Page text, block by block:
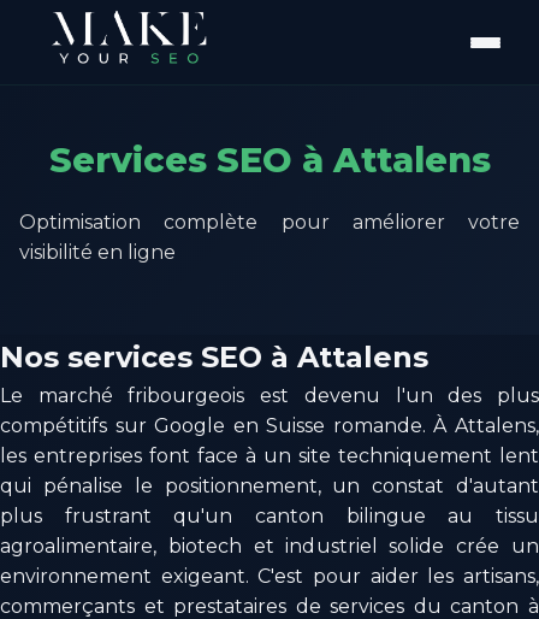
Services SEO à Attalens
Optimisation complète pour améliorer votre
visibilité en ligne
Nos services SEO à Attalens
Le marché fribourgeois est devenu l'un des plus
compétitifs sur Google en Suisse romande. À Attalens,
les entreprises font face à un site techniquement lent
qui pénalise le positionnement, un constat d'autant
plus frustrant qu'un canton bilingue au tissu
agroalimentaire, biotech et industriel solide crée un
environnement exigeant. C'est pour aider les artisans,
commerçants et prestataires de services du canton à